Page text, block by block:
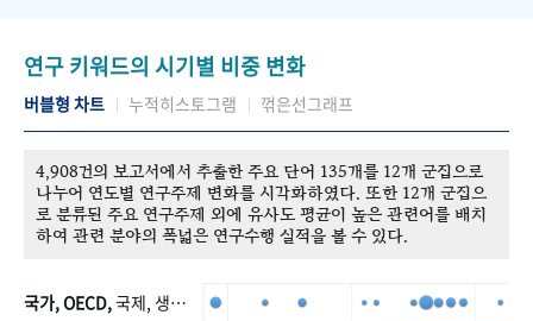
연구 키워드의 시기별 비중 변화
버블형 차트 누적히스토그램 꺾은선그래프
4,908건의 보고서에서 추출한 주요 단어 135개를 12개 군집으로
나누어 연도별 연구주제 변화를 시각화하였다. 또한 12개 군집으
로 분류된 주요 연구주제 외에 유사도 평균이 높은 관련어를 배치
하여 관련 분야의 폭넓은 연구수행 실적을 볼 수 있다.
국가, OECD,국제, 생산, 아시아, 태평양, 태평양지역, 참가